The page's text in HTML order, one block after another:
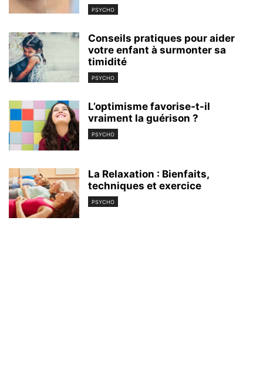
PSYCHO
Conseils pratiques pour aider
votre enfant à surmonter sa
timidité
PSYCHO
L’optimisme favorise-t-il
vraiment la guérison ?
PSYCHO
La Relaxation : Bienfaits,
techniques et exercice
PSYCHO